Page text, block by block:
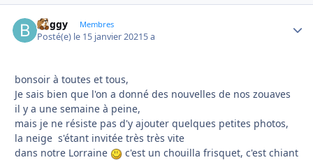
buggy Membres
Posté(e) le 15 janvier 20215 a
bonsoir à toutes et tous,
Je sais bien que l'on a donné des nouvelles de nos zouaves
il y a une semaine à peine,
mais je ne résiste pas d'y ajouter quelques petites photos,
la neige s'étant invitée très très vite
dans notre Lorraine
c'est un chouilla frisquet, c'est chiant